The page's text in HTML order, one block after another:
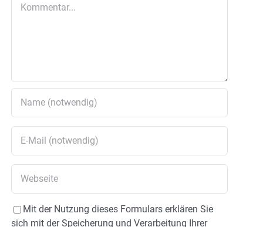
Mit der Nutzung dieses Formulars erklären Sie
sich mit der Speicherung und Verarbeitung Ihrer